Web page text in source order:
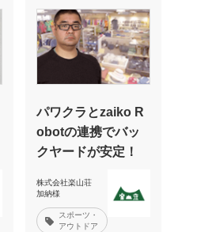
パワクラとzaiko R
obotの連携でバッ
クヤードが安定！
株式会社楽山荘
加納様
スポーツ・
アウトドア